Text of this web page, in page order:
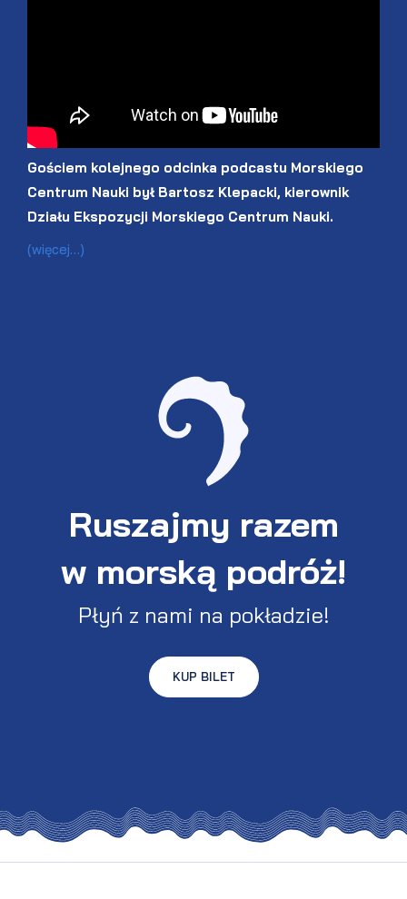
Gościem kolejnego odcinka podcastu Morskiego
Centrum Nauki był Bartosz Klepacki, kierownik
Działu Ekspozycji Morskiego Centrum Nauki.
(więcej…)
Ruszajmy razem
w morską podróż!
Płyń z nami na pokładzie!
KUP BILET